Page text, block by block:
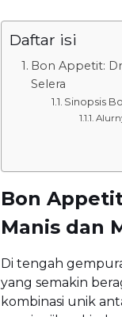
Daftar isi
Bon Appetit:
Selera
Sinopsis
Bon
Manis dan
Di tengah
yang semakin
kombinasi unik